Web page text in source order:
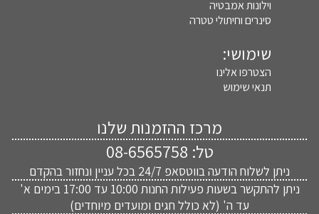
וילונות אמבטיה
סינרים וחיתולי טטרה
שימושי:
הצטרפו אלינו
תנאי שימוש
מרכז ההזמנות שלנו
טל: 08-6565758
ניתן לשלוח הודעה בווטסאפ 24/7 בכל עניין ונחזור בהקדם
ניתן להתקשר בשעות פעילות החנות 10:00 עד 17:00 בימים א'
עד ה' (לא כולל חגים ומועדים מיוחדים)